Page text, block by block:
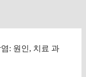
: 원인, 치료 과